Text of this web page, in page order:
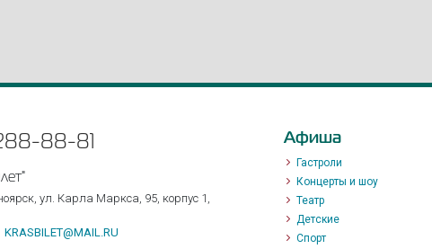
88-81
ул. Карла Маркса, 95, корпус 1,
KRASBILET@MAIL.RU
Афиша
Гастроли
Концерты и шоу
Театр
Детские
Спорт